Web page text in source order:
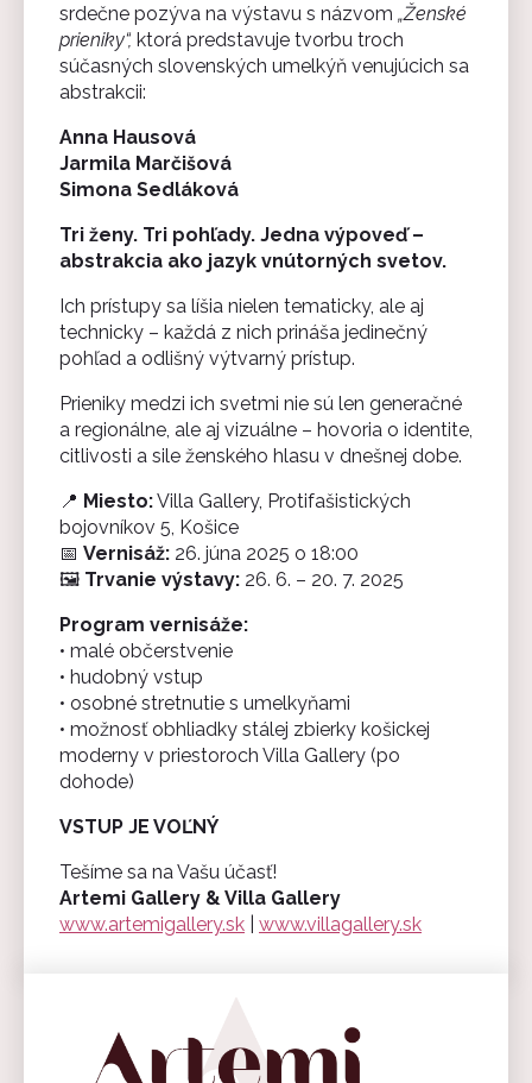
srdečne pozýva na výstavu s názvom „Ženské
prieniky“, ktorá predstavuje tvorbu troch
súčasných slovenských umelkýň venujúcich sa
abstrakcii:
Anna Hausová
Jarmila Marčišová
Simona Sedláková
Tri ženy. Tri pohľady. Jedna výpoveď –
abstrakcia ako jazyk vnútorných svetov.
Ich prístupy sa líšia nielen tematicky, ale aj
technicky – každá z nich prináša jedinečný
pohľad a odlišný výtvarný prístup.
Prieniky medzi ich svetmi nie sú len generačné
a regionálne, ale aj vizuálne – hovoria o identite,
citlivosti a sile ženského hlasu v dnešnej dobe.
📍 Miesto:Villa Gallery, Protifašistických
bojovníkov 5, Košice
📅 Vernisáž: 26. júna 2025 o 18:00
🖼️ Trvanie výstavy: 26. 6. – 20. 7. 2025
Program vernisáže:
• malé občerstvenie
• hudobný vstup
• osobné stretnutie s umelkyňami
• možnosť obhliadky stálej zbierky košickej
moderny v priestoroch Villa Gallery (po
dohode)
VSTUP JE VOĽNÝ
Tešíme sa na Vašu účasť!
Artemi Gallery & Villa Gallery
www.artemigallery.sk
www.villagallery.sk